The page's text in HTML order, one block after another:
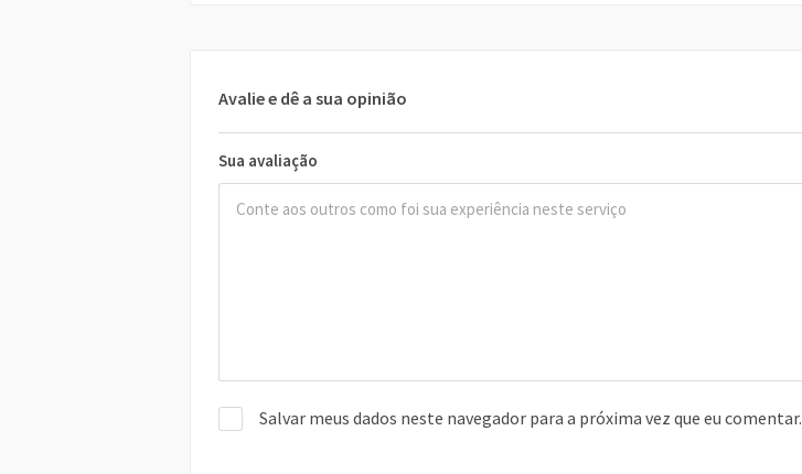
Avalie e dê a sua opinião
Sua avaliação
Salvar meus dados neste navegador para a próxima vez que eu comentar.